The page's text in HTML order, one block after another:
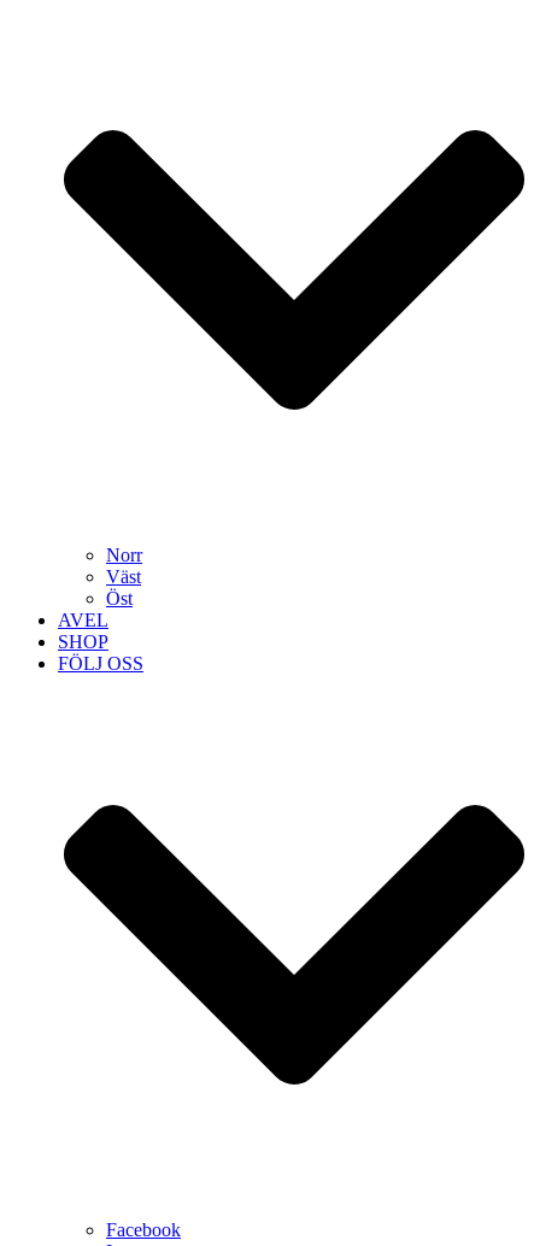
Norr
Väst
Öst
AVEL
SHOP
FÖLJ OSS
Facebook